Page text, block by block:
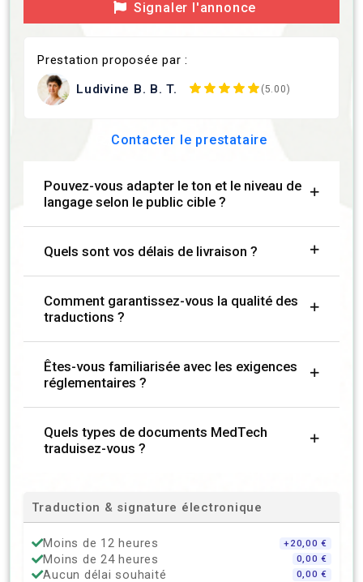
Signaler l'annonce
Prestation proposée par :
Ludivine B. B. T.
(5.00)
Contacter le prestataire
Pouvez-vous adapter le ton et le niveau de
langage selon le public cible ?
Quels sont vos délais de livraison ?
Comment garantissez-vous la qualité des
traductions ?
Êtes-vous familiarisée avec les exigences
réglementaires ?
Quels types de documents MedTech
traduisez-vous ?
Traduction & signature électronique
Moins de 12 heures +20,00 €
Moins de 24 heures 0,00 €
Aucun délai souhaité 0,00 €